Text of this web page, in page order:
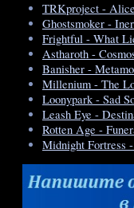
TRKproject -
Ghostsmoker -
Frightful - What
Astharoth -
Banisher -
Millenium - The
Loonypark - Sad
Leash Eye -
Rotten Age -
Midnight Fortress